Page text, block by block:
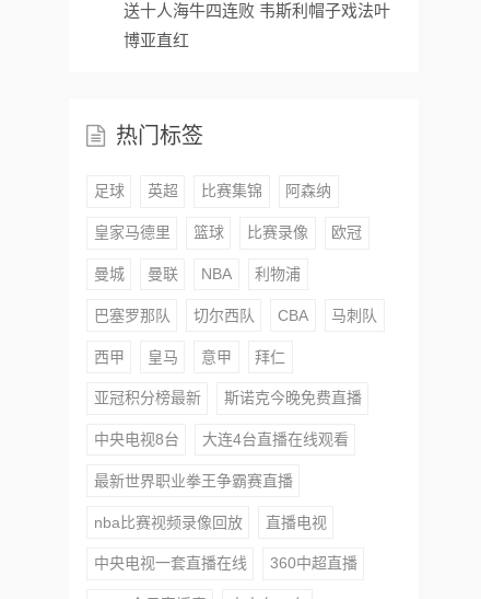
送十人海牛四连败 韦斯利帽子戏法叶
博亚直红
热门标签
足球 英超 比赛集锦 阿森纳
皇家马德里 篮球 比赛录像 欧冠
曼城 曼联 NBA 利物浦
巴塞罗那队 切尔西队 CBA 马刺队
西甲 皇马 意甲 拜仁
亚冠积分榜最新 斯诺克今晚免费直播
中央电视8台 大连4台直播在线观看
最新世界职业拳王争霸赛直播
nba比赛视频录像回放 直播电视
中央电视一套直播在线 360中超直播